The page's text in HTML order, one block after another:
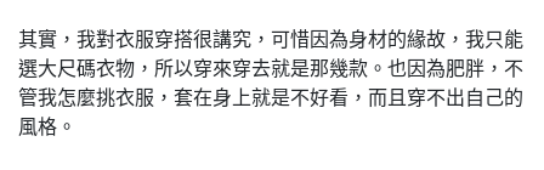
其實，我對衣服穿搭很講究，可惜因為身材的緣故，我只能
選大尺碼衣物，所以穿來穿去就是那幾款。也因為肥胖，不
管我怎麼挑衣服，套在身上就是不好看，而且穿不出自己的
風格。